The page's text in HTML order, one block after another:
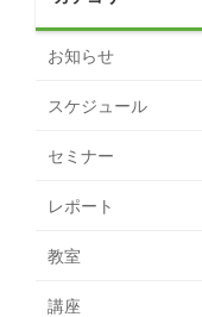
お知らせ
スケジュール
セミナー
レポート
教室
講座